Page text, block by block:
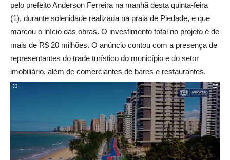
pelo prefeito Anderson Ferreira na manhã desta quinta-feira
(1), durante solenidade realizada na praia de Piedade, e que
marcou o início das obras. O investimento total no projeto é de
mais de R$ 20 milhões. O anúncio contou com a presença de
representantes do trade turístico do município e do setor
imobiliário, além de comerciantes de bares e restaurantes.